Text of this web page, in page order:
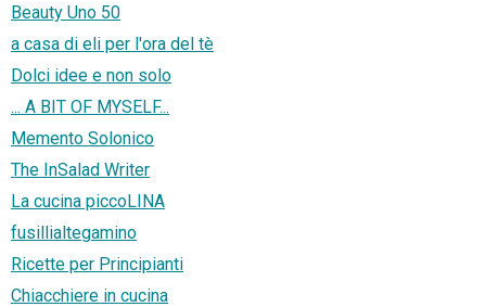
Beauty Uno 50
a casa di eli per l'ora del tè
Dolci idee e non solo
... A BIT OF MYSELF...
Memento Solonico
The InSalad Writer
La cucina piccoLINA
fusillialtegamino
Ricette per Principianti
Chiacchiere in cucina